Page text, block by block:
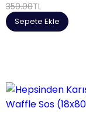
350.00TL
Sepete Ekle